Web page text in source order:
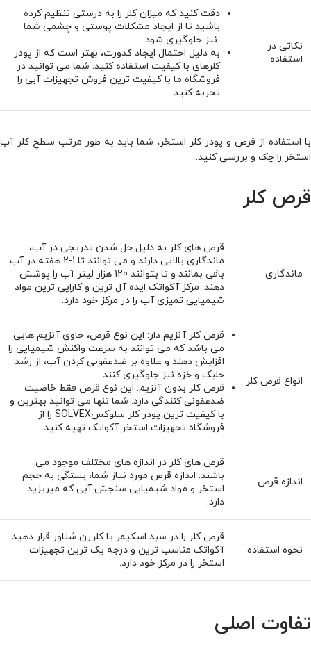
نکاتی در
استفاده
دقت کنید که میزان کلر را به درستی تنظیم کرده
باشید تا از ایجاد مشکلات پوستی و چشمی شما
نیز جلوگیری شود.
به دلیل احتمال ایجاد کدورت، بهتر است که از پودر
کلرهای با کیفیت استفاده کنید. شما می توانید در
فروشگاه ما با کیفیت ترین فروش تجهیزات آبی را
تجربه کنید.
با استفاده از قرص و پودر کلر استخر، شما باید به طور مرتب سطح کلر آب
استخر را چک و بررسی کنید.
قرص کلر
ماندگاری
قرص های کلر به دلیل حل شدن تدریجی در آب،
ماندگاری بالایی دارند و می توانند تا 1-2 هفته در آب
باقی بمانند و تا بتوانند 120 هزار لیتر آب را پوشش
دهند. مرکز آکواتک ایده آل ترین و کارایی ترین مواد
شیمیایی تمیزی آب را در مرکز خود دارد.
انواع قرص کلر
قرص کلر آنزیم‌ دار: این نوع قرص، حاوی آنزیم‌ هایی
می باشد که می توانند به سرعت واکنش شیمیایی را
افزایش ‌دهند و علاوه بر ضدعفونی کردن آب، از رشد
جلبک و خزه نیز جلوگیری ‌کنند.
قرص کلر بدون آنزیم: این نوع قرص فقط خاصیت
ضدعفونی‌ کنندگی دارد. شما تنها می توانید بهترین و
با کیفیت ترین پودر کلر سلوکسSOLVEX را از
فروشگاه تجهیزات استخر آکواتک تهیه کنید.
اندازه قرص
قرص های کلر در اندازه های مختلف موجود می
باشند. اندازه قرص مورد نیاز شما، بستگی به حجم
استخر و مواد شیمیایی سنجش آبی که میریزید
دارد.
نحوه استفاده
قرص کلر را در سبد اسکیمر یا کلرزن شناور قرار دهید.
آکواتک مناسب ترین و درجه یک ترین تجهیزات
استخر را در مرکز خود دارد.
تفاوت اصلی